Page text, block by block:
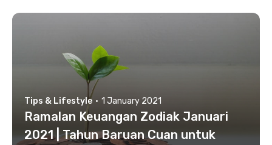
Tips & Lifestyle · 1 January 2021
Ramalan Keuangan Zodiak Januari
2021 | Tahun Baruan Cuan untuk